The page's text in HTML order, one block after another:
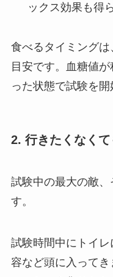
ックス効果も得
食べるタイミング
目安です。血糖値
った状態で試験を開
2. 行きたくなくて
試験中の最大の敵
す。
試験時間中にトイ
容など頭に入って